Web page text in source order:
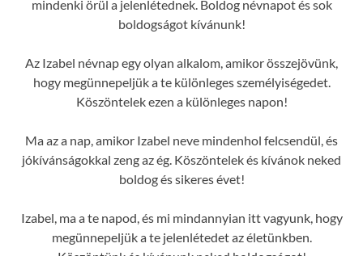
mindenki örül a jelenlétednek. Boldog névnapot és sok
boldogságot kívánunk!
Az Izabel névnap egy olyan alkalom, amikor összejövünk,
hogy megünnepeljük a te különleges személyiségedet.
Köszöntelek ezen a különleges napon!
Ma az a nap, amikor Izabel neve mindenhol felcsendül, és
jókívánságokkal zeng az ég. Köszöntelek és kívánok neked
boldog és sikeres évet!
Izabel, ma a te napod, és mi mindannyian itt vagyunk, hogy
megünnepeljük a te jelenlétedet az életünkben.